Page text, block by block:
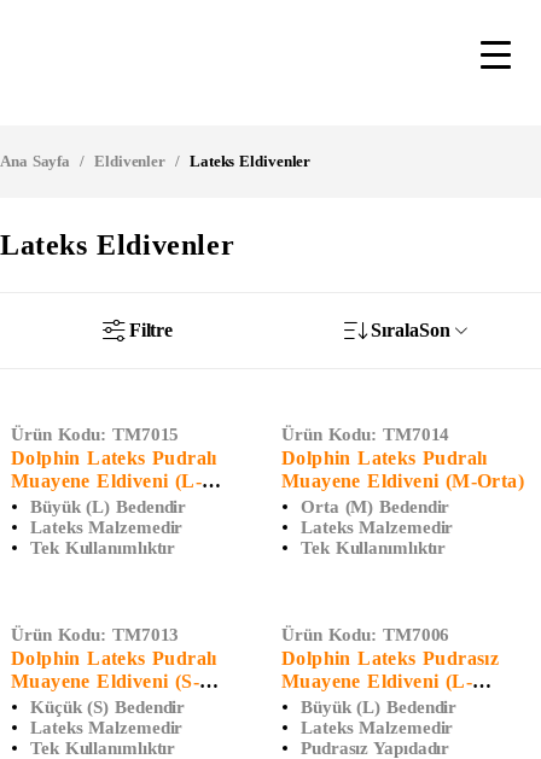
Lateks Eldivenler
Ana Sayfa / Eldivenler / Lateks Eldivenler
Filtre SıralaSon
Ürün Kodu: TM7015
Dolphin Lateks Pudralı
Muayene Eldiveni (L-
Büyük)
Büyük (L) Bedendir
Lateks Malzemedir
Tek Kullanımlıktır
Ürün Kodu: TM7014
Dolphin Lateks Pudralı
Muayene Eldiveni (M-Orta)
Orta (M) Bedendir
Lateks Malzemedir
Tek Kullanımlıktır
Ürün Kodu: TM7013
Dolphin Lateks Pudralı
Muayene Eldiveni (S-
Küçük)
Küçük (S) Bedendir
Lateks Malzemedir
Tek Kullanımlıktır
Ürün Kodu: TM7006
Dolphin Lateks Pudrasız
Muayene Eldiveni (L-
Büyük)
Büyük (L) Bedendir
Lateks Malzemedir
Pudrasız Yapıdadır